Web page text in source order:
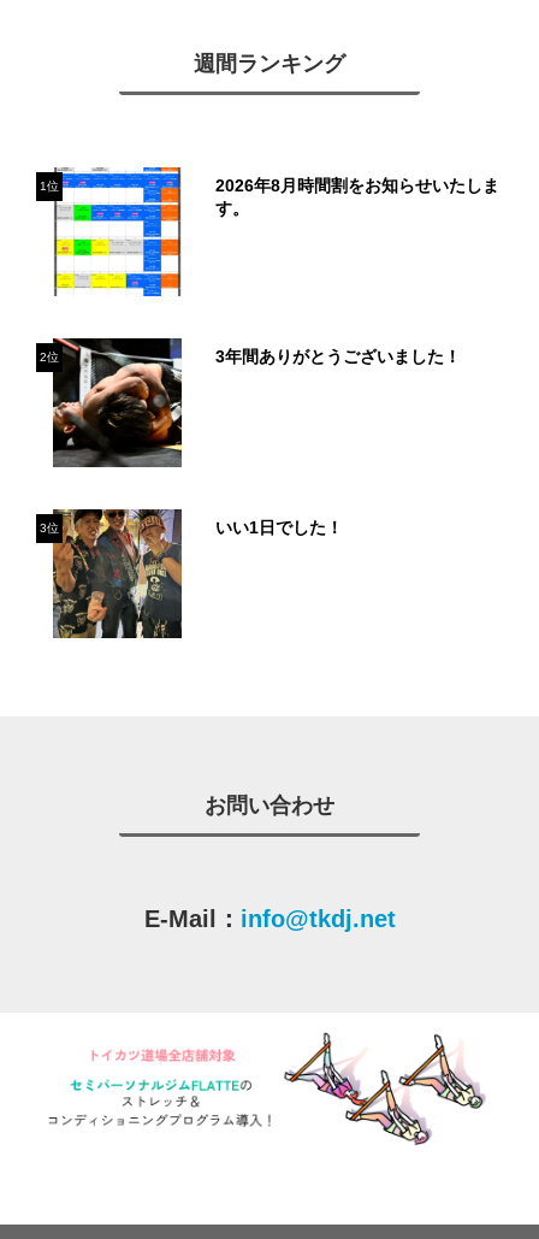
週間ランキング
1位
2026年8月時間割をお知らせいたしま
す。
2位 3年間ありがとうございました！
3位 いい1日でした！
お問い合わせ
E-Mail： info@tkdj.net